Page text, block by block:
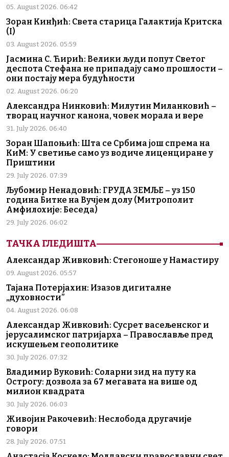
05. August 2026. 06:42
Зоран Кинђић: Света старица Галактија Критска
(I)
03. August 2026. 05:59
Јасмина С. Ћирић: Велики људи попут Светог
деспота Стефана не припадају само прошлости –
они постају мера будућности
02. August 2026. 06:20
Александра Нинковић: Милутин Миланковић –
творац научног канона, човек морала и вере
31. July 2026. 06:40
Зоран Шапоњић: Шта се Србима још спрема на
КиМ: У светиње само уз водиче лиценциране у
Приштини
29. July 2026. 07:39
Љубомир Ненадовић: ГРУДА ЗЕМЉЕ – уз 150
година Битке на Вучјем долу (Митрополит
Амфилохије: Беседа)
29. July 2026. 06:02
ТАЧКА ГЛЕДИШТА
Александар Живковић: Стегоноше у Намастиру
09. August 2026. 05:57
Тајана Потерјахин: Изазов дигиталне
„духовности”
04. August 2026. 06:08
Александар Живковић: Сусрет васељенског и
јерусалимског патријарха – Православље пред
искушењем геополитике
30. July 2026. 07:32
Владимир Вуковић: Соларни зид на путу ка
Острогу: дозвола за 67 мегавата на више од
милион квадрата
30. July 2026. 06:03
Живојин Ракочевић: Неслобода другачије
говори
28. July 2026. 07:51